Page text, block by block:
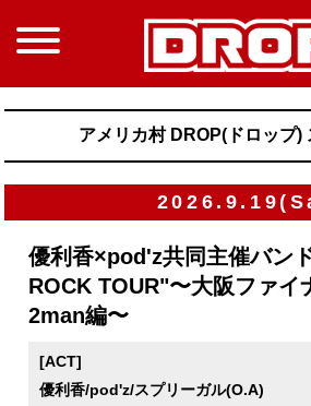
アメリカ村 DROP(ドロップ)
優利香×pod'z共同主催バン
ROCK TOUR"〜大阪ファイ
2man編〜
[ACT]
優利香/pod'z/スプリーガル(O.A)